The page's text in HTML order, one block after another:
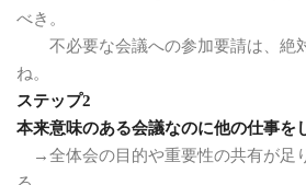
べき。
不必要な会議への参加要請は、絶
ね。
ステップ2
本来意味のある会議なのに他の仕事を
→全体会の目的や重要性の共有が足